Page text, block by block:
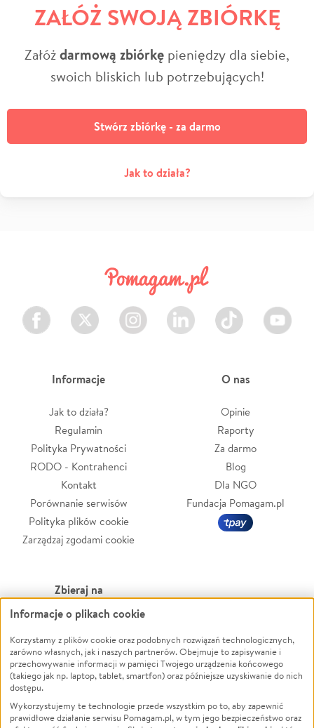
ZAŁÓŻ SWOJĄ ZBIÓRKĘ
Załóżdarmową zbiórkę pieniędzy dla siebie,
swoich bliskich lub potrzebujących!
Stwórz zbiórkę - za darmo
Jak to działa?
Facebook Twitter Instagram LinkedIn TikTok Youtube
Informacje
Jak to działa?
Regulamin
Polityka Prywatności
RODO - Kontrahenci
Kontakt
Porównanie serwisów
Polityka plików cookie
Zarządzaj zgodami cookie
O nas
Opinie
Raporty
Za darmo
Blog
Dla NGO
Fundacja Pomagam.pl
Zbieraj na
Leczenie
Zwierzęta
Pożar
Ukraina
Pomoc Finansowa
Powódź
Wichura
NGO
Edukacja
Informacje o plikach cookie
Korzystamy z plików cookie oraz podobnych rozwiązań technologicznych,
zarówno własnych, jak i naszych partnerów. Obejmuje to zapisywanie i
przechowywanie informacji w pamięci Twojego urządzenia końcowego
(takiego jak np. laptop, tablet, smartfon) oraz późniejsze uzyskiwanie do nich
dostępu.
Wykorzystujemy te technologie przede wszystkim po to, aby zapewnić
prawidłowe działanie serwisu Pomagam.pl, w tym jego bezpieczeństwo oraz